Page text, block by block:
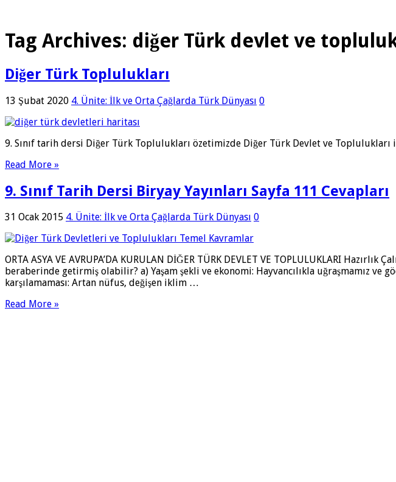
Tag Archives: diğer Türk devlet ve
Diğer Türk Toplulukları
13 Şubat 2020 4. Ünite: İlk ve Orta Çağlarda Türk Dünyası 0
9. Sınıf tarih dersi Diğer Türk Toplulukları özetimizde Diğer Türk Devlet ve
Read More »
9. Sınıf Tarih Dersi Biryay Yayınları Sayfa 111 Cevapları
31 Ocak 2015 4. Ünite: İlk ve Orta Çağlarda Türk Dünyası 0
ORTA ASYA VE AVRUPA’DA KURULAN DİĞER TÜRK DEVLET VE TOPLULUKLARI
beraberinde getirmiş olabilir? a) Yaşam şekli ve ekonomi: Hayvancılıkla uğraşmamız ve
karşılamaması: Artan nüfus, değişen iklim …
Read More »